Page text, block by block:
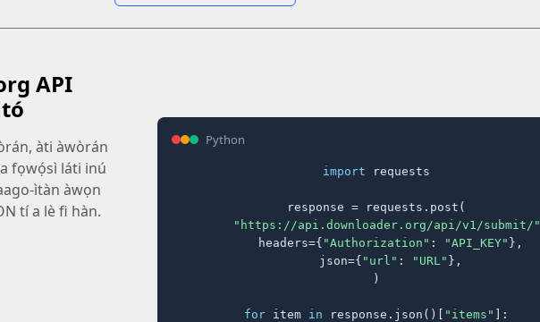
API
àti àwòrán
fọwọ́sì láti inú
ìtàn àwọn
tí a lè fi hàn.
Python
import requests
response = requests.post(
"https://api.downloader.org/api/v1/submit/"
    headers={
"Authorization" : "API_KEY" },
    json={
"url" : "URL" },
)
for item in response.json()[ "items" ]: